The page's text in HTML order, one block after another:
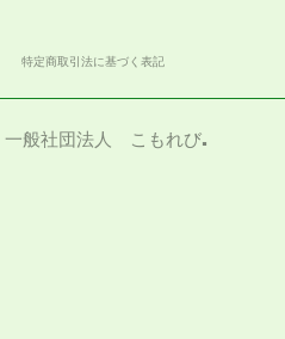
特定商取引法に基づく表記
一般社団法人 こもれび.